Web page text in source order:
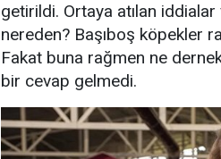
getirildi. Ortaya atılan
nereden? Başıboş köpekler
Fakat buna rağmen ne
bir cevap gelmedi.